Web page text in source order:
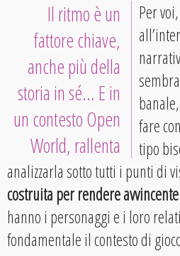
Il ritmo è un
fattore chiave,
anche più della
storia in sé… E in
un contesto Open
World, rallenta
Per
fare
tipo
analizzarla sotto tutti i punti di
costruita per rendere
hanno i personaggi e i loro
fondamentale il contesto di